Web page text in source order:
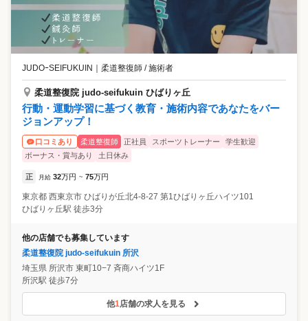
JUDOｰSEIFUKUIN 柔道整復師 / 施術者
柔道整復院 judo-seifukuin ひばりヶ丘
行動・運動学習に基づく教育・施術内容であなたをバー
ジョンアップ！
口コミあり 柔道整復師 正社員 スポーツトレーナー
学生歓迎
ボーナス・賞与あり
土日休み
正 月給 32万円 ~ 75万円
東京都 西東京市 ひばりが丘北4-8-27 第1ひばりヶ丘ハイツ101
ひばりヶ丘駅 徒歩3分
他の店舗でも募集しています
柔道整復院 judo-seifukuin 所沢
埼玉県 所沢市 東町10−7 斉商ハイツ1F
所沢駅 徒歩7分
他1店舗の求人を見る